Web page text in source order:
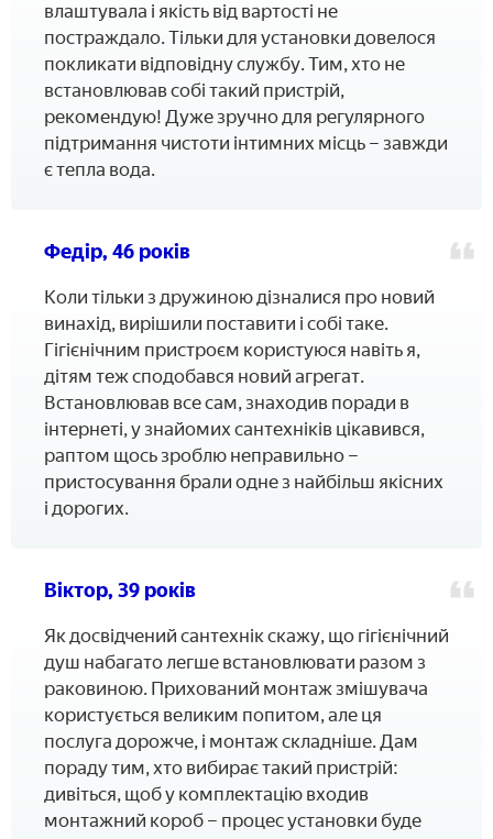
влаштувала і якість від вартості не
постраждало. Тільки для установки довелося
покликати відповідну службу. Тим, хто не
встановлював собі такий пристрій,
рекомендую! Дуже зручно для регулярного
підтримання чистоти інтимних місць – завжди
є тепла вода.
Федір, 46 років
Коли тільки з дружиною дізналися про новий
винахід, вирішили поставити і собі таке.
Гігієнічним пристроєм користуюся навіть я,
дітям теж сподобався новий агрегат.
Встановлював все сам, знаходив поради в
інтернеті, у знайомих сантехніків цікавився,
раптом щось зроблю неправильно –
пристосування брали одне з найбільш якісних
і дорогих.
Віктор, 39 років
Як досвідчений сантехнік скажу, що гігієнічний
душ набагато легше встановлювати разом з
раковиною. Прихований монтаж змішувача
користується великим попитом, але ця
послуга дорожче, і монтаж складніше. Дам
пораду тим, хто вибирає такий пристрій:
дивіться, щоб у комплектацію входив
монтажний короб – процес установки буде